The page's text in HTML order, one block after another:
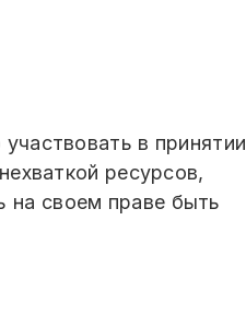
в принятии
ресурсов,
на своем праве быть